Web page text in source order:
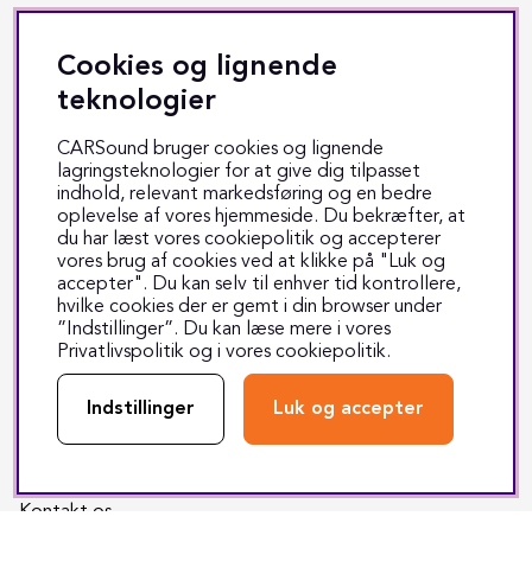
Copyright CARSound
Handelsbetingelser
Job hos CARSound
Om CARSound
Privatlivspolitik
Værkstedets åbningstider
Kundeservice
Returnering
Reparation
Kontakt os
Cookies og lignende
teknologier
CARSound bruger cookies og lignende
lagringsteknologier for at give dig tilpasset
indhold, relevant markedsføring og en bedre
oplevelse af vores hjemmeside. Du bekræfter, at
du har læst vores cookiepolitik og accepterer
vores brug af cookies ved at klikke på "Luk og
accepter". Du kan selv til enhver tid kontrollere,
hvilke cookies der er gemt i din browser under
”Indstillinger”. Du kan læse mere i vores
Privatlivspolitik og i vores cookiepolitik.
Indstillinger Luk og accepter